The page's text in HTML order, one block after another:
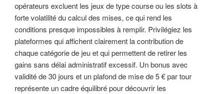
opérateurs excluent les jeux de type course ou les slots à
forte volatilité du calcul des mises, ce qui rend les
conditions presque impossibles à remplir. Privilégiez les
plateformes qui affichent clairement la contribution de
chaque catégorie de jeu et qui permettent de retirer les
gains sans délai administratif excessif. Un bonus avec
validité de 30 jours et un plafond de mise de 5 € par tour
représente un cadre équilibré pour découvrir les